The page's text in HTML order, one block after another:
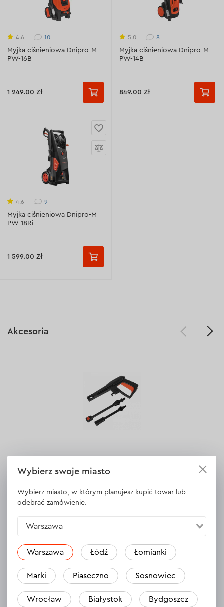
4.6 10
Myjka ciśnieniowa Dnipro-M
PW-16B
1 249.00 Zł
5.0 8
Myjka ciśnieniowa Dnipro-M
PW-14B
849.00 Zł
4.6 9
Myjka ciśnieniowa Dnipro-M
PW-18Ri
1 599.00 Zł
Akcesoria
Akcesoria do myjek ciśnieniowych
O narzędziu
Wybierz swoje miasto
Wybierz miasto, w którym planujesz kupić towar lub
odebrać zamówienie.
Warszawa
Warszawa Łódź Łomianki
Marki Piaseczno Sosnowiec
Wrocław Białystok Bydgoszcz